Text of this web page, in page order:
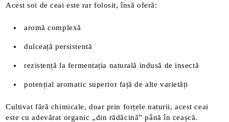
Acest soi de ceai este rar folosit, însă oferă:
aromă complexă
dulceață persistentă
rezistență la fermentația naturală indusă de insectă
potențial aromatic superior față de alte varietăți
Cultivat fără chimicale, doar prin forțele naturii, acest ceai
este cu adevărat organic „din rădăcină” până în ceașcă.